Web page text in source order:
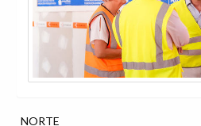
NORTE